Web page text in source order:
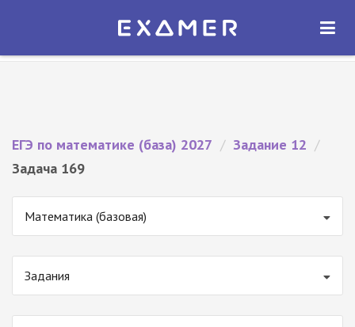
Экзамер — ЕГЭ 2027
ОТКРЫТЬ
ЕГЭ по математике (база) 2027 / Задание 12 /
Задача 169
Математика (базовая)
Задания